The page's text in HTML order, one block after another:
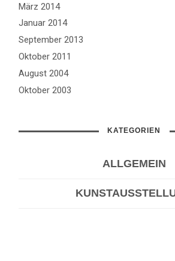
März 2014
Januar 2014
September 2013
Oktober 2011
August 2004
Oktober 2003
KATEGORIEN
ALLGEMEIN